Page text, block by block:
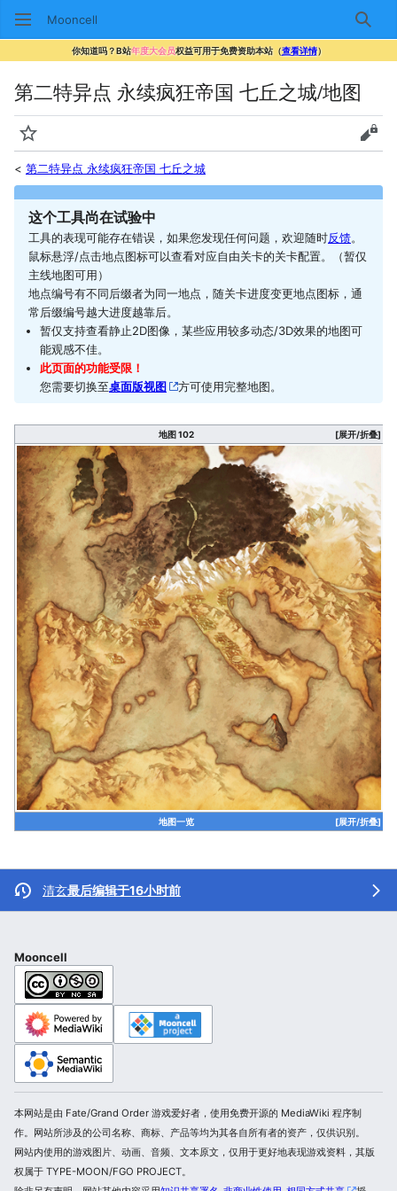
Mooncell 搜索
你知道吗？B站年度大会员权益可用于免费资助本站（查看详情）
第二特异点 永续疯狂帝国 七丘之城/地图
监视
查看
< 第二特异点 永续疯狂帝国 七丘之城
这个工具尚在试验中
工具的表现可能存在错误，如果您发现任何问题，欢迎随时反馈。
鼠标悬浮/点击地点图标可以查看对应自由关卡的关卡配置。（暂仅
主线地图可用）
地点编号有不同后缀者为同一地点，随关卡进度变更地点图标，通
常后缀编号越大进度越靠后。
暂仅支持查看静止2D图像，某些应用较多动态/3D效果的地图可
能观感不佳。
此页面的功能受限！
您需要切换至桌面版视图 方可使用完整地图。
地图 102 [展开/折叠]
地图一览 [展开/折叠]
清玄最后编辑于16小时前
Mooncell
本网站是由 Fate/Grand Order 游戏爱好者，使用免费开源的 MediaWiki 程序制
作。网站所涉及的公司名称、商标、产品等均为其各自所有者的资产，仅供识别。
网站内使用的游戏图片、动画、音频、文本原文，仅用于更好地表现游戏资料，其版
权属于 TYPE-MOON/FGO PROJECT。